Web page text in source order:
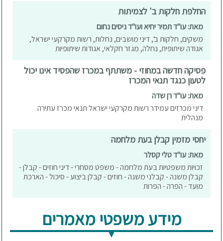
החלפת חלקות ב' לצמיתות
מאת: עו"ד תמיר יחיא ועו"ד ניסים נחום
משקים, חלקות ב', דיני מושבים, נחלות, רשות מקרקעי ישראל,
אגודה שיתופית, נחלה, מגזר חקלאי, אגודות שיתופיות
פסיקה חדשה במחוזי - משתתף במכרז שהפסיד אינו יכול
לטעון כנגד תנאי המכרז
מאת: עו"ד רן שדה
דיני מכרזים עמידר רשות מקרקעי ישראל תנאי מכרז עתירה
מנהלית
יחסי מזמין קבלן בעת מלחמה
מאת: עו"ד טלי קסלר
זכויות משפטיות בעת מלחמה - משפט מסחרי - דיני חוזים - קבלן -
קבלן משנה - קבלני משנה - חוזים - קבלן ביצוע - סיכול - הארכת
מועד - הפרה - הפרות
מידע משפטי מאמרים